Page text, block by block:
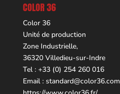
COLOR 36
Color 36
Unité de production
Zone Industrielle,
36320 Villedieu-sur-Indre
Tel : +33 (0) 254 260 016
Email : standard@color36.com